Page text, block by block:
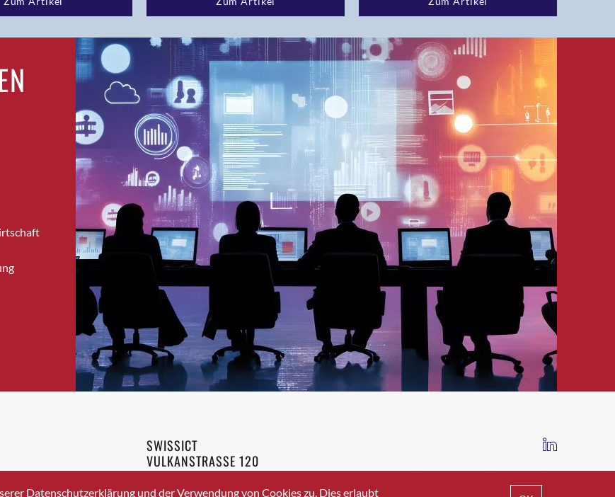
Birsfelden
Bolligen
Bonaduz
Bonstetten
Bottighofen
Bremgarten bei Bern
Brig-Glis
Bronschhofen
Brugg
Brugg AG
Burgdorf
Bäretswil
Bülach
Cazis
Crissier
Davos Platz
40 20
SWISSICT
VULKANSTRASSE 120
8048 ZURICH
IMPRESSUM DATENSCHUTZ AGB
Datenschutzerklärung und der Verwendung von Cookies zu. Dies erlaubt